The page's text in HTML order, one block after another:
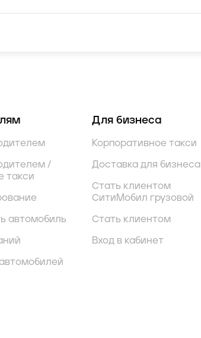
/
такси
автомобиль
Для бизнеса
Корпоративное такси
Доставка для бизнеса
Стать клиентом
СитиМобил грузовой
Стать клиентом
Вход в кабинет